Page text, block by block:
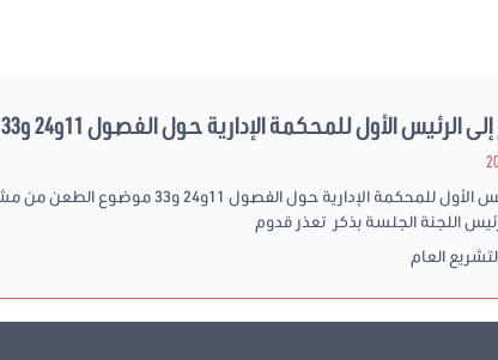
الأول للمحكمة الإدارية حول الفصول 11و24 و33 موضوع الطعن من مشروع القانون...
[الاستماع إلى الرئيس الأول
اللجنة الجلسة بذكر تعذر قدوم
العام